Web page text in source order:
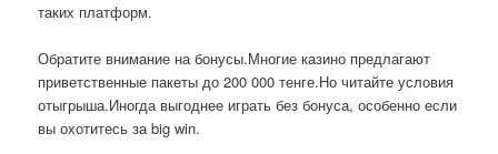
таких платформ.
Обратите внимание на бонусы.Многие казино предлагают
приветственные пакеты до 200 000 тенге.Но читайте условия
отыгрыша.Иногда выгоднее играть без бонуса, особенно если
вы охотитесь за big win.